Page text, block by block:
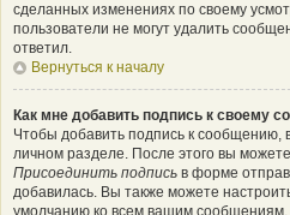
сделанных изменениях по своему
пользователи не могут удалить
ответил.
Вернуться к началу
Как мне добавить подпись к своему
Чтобы добавить подпись к сообщению,
личном разделе. После этого вы
Присоединить подпись в форме
добавилась. Вы также можете
умолчанию ко всем вашим